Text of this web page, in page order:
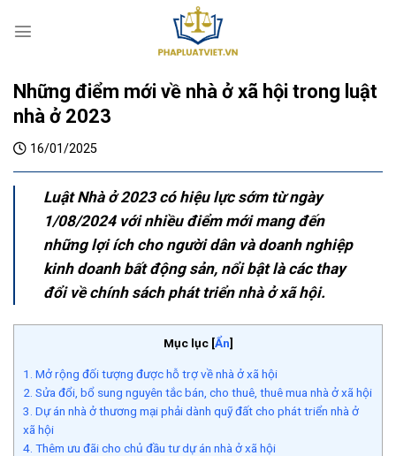
Những điểm mới về nhà ở xã hội trong luật
nhà ở 2023
16/01/2025
Luật Nhà ở 2023 có hiệu lực sớm từ ngày
1/08/2024 với nhiều điểm mới mang đến
những lợi ích cho người dân và doanh nghiệp
kinh doanh bất động sản, nổi bật là các thay
đổi về chính sách phát triển nhà ở xã hội.
Mục lục [Ẩn]
1. Mở rộng đối tượng được hỗ trợ về nhà ở xã hội
2. Sửa đổi, bổ sung nguyên tắc bán, cho thuê, thuê mua nhà ở xã hội
3. Dự án nhà ở thương mại phải dành quỹ đất cho phát triển nhà ở
xã hội
4. Thêm ưu đãi cho chủ đầu tư dự án nhà ở xã hội